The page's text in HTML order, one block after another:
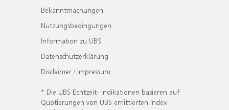
Bekanntmachungen
Nutzungsbedingungen
Information zu UBS
Datenschutzerklärung
Disclaimer / Impressum
* Die UBS Echtzeit- Indikationen basieren auf
Quotierungen von UBS emittierten Index-